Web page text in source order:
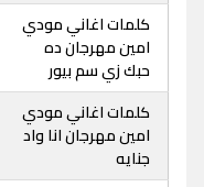
كلمات اغاني مودي
امين مهرجان ده
حبك زي سم بيور
كلمات اغاني مودي
امين مهرجان انا واد
جنايه